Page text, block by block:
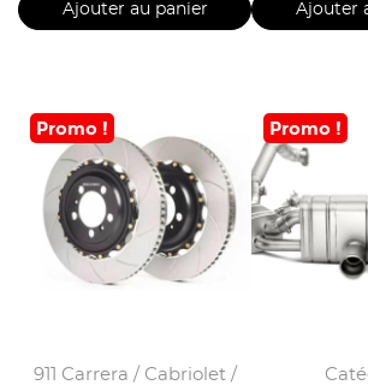
Ajouter au panier Ajouter
Promo !
911 Carrera / Cabriolet /
Promo !